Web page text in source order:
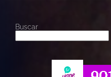
Buscar